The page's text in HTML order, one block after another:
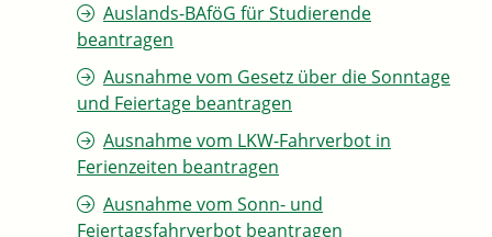
Auslands-BAföG für Studierende
beantragen
Ausnahme vom Gesetz über die Sonntage
und Feiertage beantragen
Ausnahme vom LKW-Fahrverbot in
Ferienzeiten beantragen
Ausnahme vom Sonn- und
Feiertagsfahrverbot beantragen